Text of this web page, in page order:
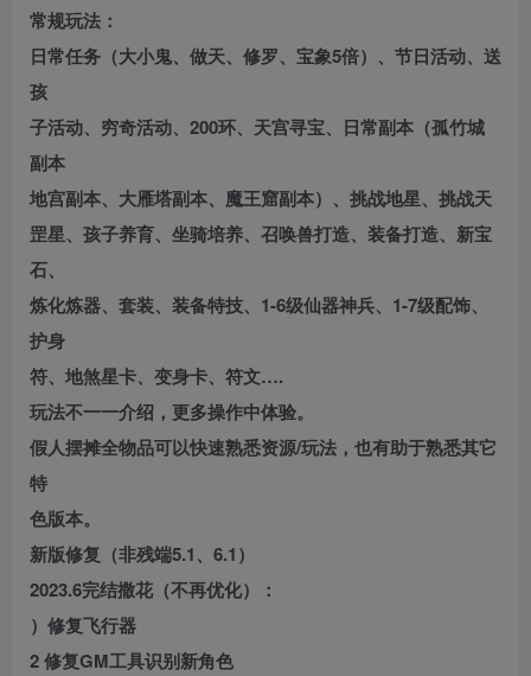
常规玩法：
日常任务（大小鬼、做天、修罗、宝象5倍）、节日活动、送
孩
子活动、穷奇活动、200环、天宫寻宝、日常副本（孤竹城
副本
地宫副本、大雁塔副本、魔王窟副本）、挑战地星、挑战天
罡星、孩子养育、坐骑培养、召唤兽打造、装备打造、新宝
石、
炼化炼器、套装、装备特技、1-6级仙器神兵、1-7级配饰、
护身
符、地煞星卡、变身卡、符文….
玩法不一一介绍，更多操作中体验。
假人摆摊全物品可以快速熟悉资源/玩法，也有助于熟悉其它
特
色版本。
新版修复（非残端5.1、6.1）
2023.6完结撒花（不再优化）：
）修复飞行器
2 修复GM工具识别新角色